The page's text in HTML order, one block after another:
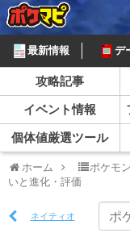
最新情報 デ
攻略記事
イベント情報
個体値厳選ツール
ホーム ポケモ
いと進化・評価
ネイティオ